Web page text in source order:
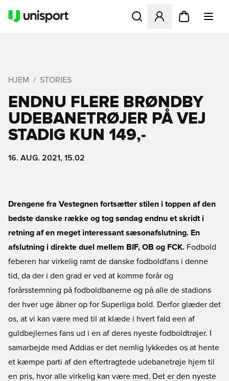
Åbner en Modal til at
HJEM STORIES
ENDNU FLERE BRØNDBY
UDEBANETRØJER PÅ VEJ 
STADIG KUN 149,-
16. AUG. 2021, 15.02
Drengene fra Vestegnen fortsætter stilen i toppen af den
bedste danske række og tog søndag endnu et skridt i
retning af en meget interessant sæsonafslutning. En
afslutning i direkte duel mellem BIF, OB og FCK. Fodbold
feberen har virkelig ramt de danske fodboldfans i denne
tid, da der i den grad er ved at komme forår og
forårsstemning på fodboldbanerne og på alle de stadions
der hver uge åbner op for Superliga bold. Derfor glæder det
os, at vi kan være med til at klæde i hvert fald een af
guldbejlernes fans ud i en af deres nyeste fodboldtrøjer. I
samarbejde med Addias er det nemlig lykkedes os at hente
et kæmpe parti af den eftertragtede udebanetrøje hjem til
en pris, hvor alle virkelig kan være med. Det er den nyeste